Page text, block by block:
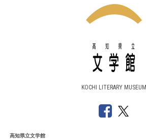
KOCHI LITERARY MUSEUM
高知県立文学館